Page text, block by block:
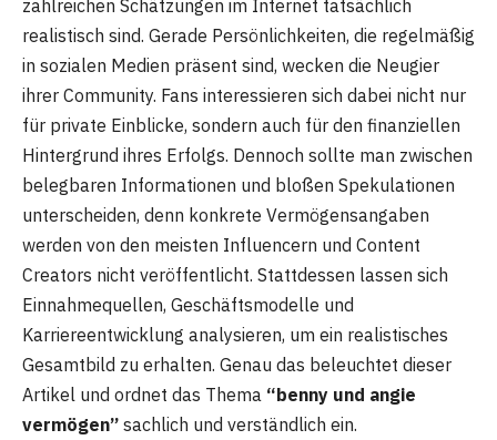
zahlreichen Schätzungen im Internet tatsächlich
realistisch sind. Gerade Persönlichkeiten, die regelmäßig
in sozialen Medien präsent sind, wecken die Neugier
ihrer Community. Fans interessieren sich dabei nicht nur
für private Einblicke, sondern auch für den finanziellen
Hintergrund ihres Erfolgs. Dennoch sollte man zwischen
belegbaren Informationen und bloßen Spekulationen
unterscheiden, denn konkrete Vermögensangaben
werden von den meisten Influencern und Content
Creators nicht veröffentlicht. Stattdessen lassen sich
Einnahmequellen, Geschäftsmodelle und
Karriereentwicklung analysieren, um ein realistisches
Gesamtbild zu erhalten. Genau das beleuchtet dieser
Artikel und ordnet das Thema “benny und angie
vermögen” sachlich und verständlich ein.